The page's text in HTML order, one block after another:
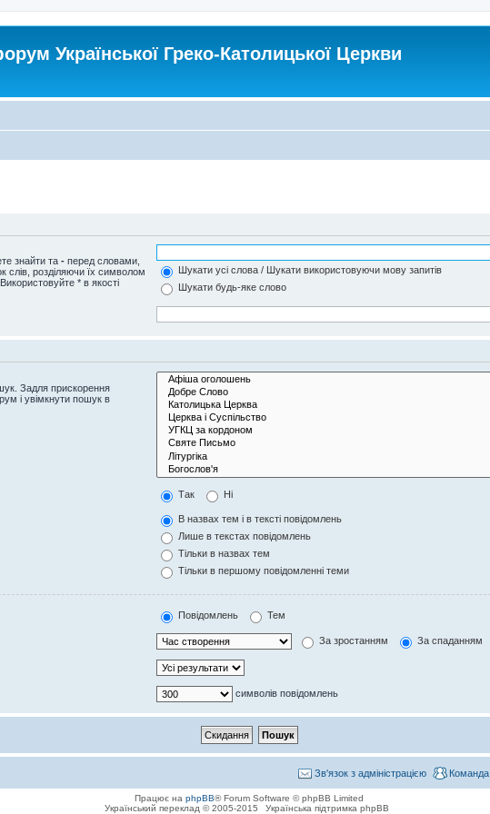
Української Греко-Католицької Церкви
знайти та - перед словами,
слів, розділяючи їх символом
* в якості
Шукати усі слова / Шукати використовуючи мову запитів
Шукати будь-яке слово
Задля прискорення
і увімкнути пошук в
Так Ні
В назвах тем і в тексті повідомлень
Лише в текстах повідомлень
Тільки в назвах тем
Тільки в першому повідомленні теми
Повідомлень Тем
За зростанням За спаданням
символів повідомлень
Команда
Зв'язок з адміністрацією
Працює на phpBB® Forum Software © phpBB Limited
Український переклад © 2005-2015
Українська підтримка phpBB